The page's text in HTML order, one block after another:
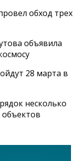
обход трех
объявила
28 марта в
несколько